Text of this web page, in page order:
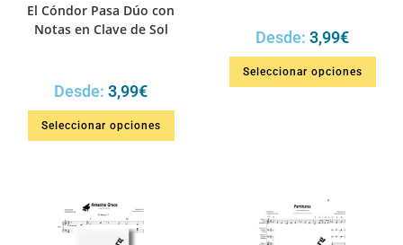
El Cóndor Pasa Dúo con
Notas en Clave de Sol
Desde: 3,99€
Seleccionar opciones
Desde: 3,99€
Seleccionar opciones